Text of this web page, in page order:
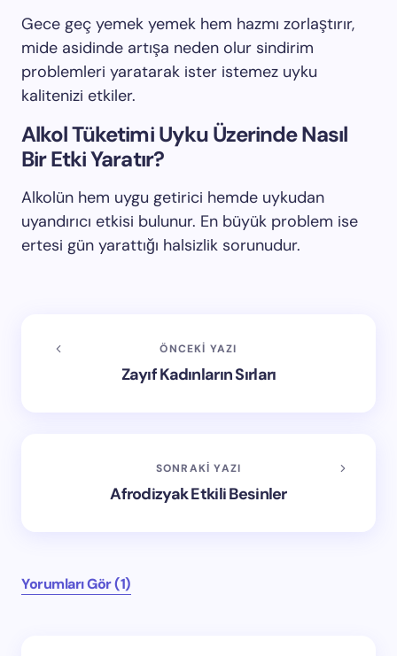
Gece geç yemek yemek hem hazmı zorlaştırır,
mide asidinde artışa neden olur sindirim
problemleri yaratarak ister istemez uyku
kalitenizi etkiler.
Alkol Tüketimi Uyku Üzerinde Nasıl
Bir Etki Yaratır?
Alkolün hem uygu getirici hemde uykudan
uyandırıcı etkisi bulunur. En büyük problem ise
ertesi gün yarattığı halsizlik sorunudur.
ÖNCEKI YAZI
Zayıf Kadınların Sırları
SONRAKI YAZI
Afrodizyak Etkili Besinler
Yorumları Gör (1)